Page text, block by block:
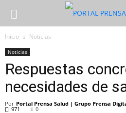
Inicio Noticias
Noticias
Respuestas
necesidades de
Por Portal Prensa Salud | Grupo Prensa
971 0